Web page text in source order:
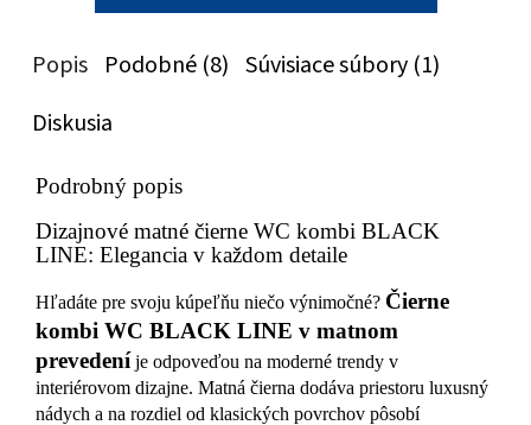
Popis Podobné (8) Súvisiace súbory (1)
Diskusia
Podrobný popis
Dizajnové matné čierne WC kombi BLACK
LINE: Elegancia v každom detaile
Hľadáte pre svoju kúpeľňu niečo výnimočné? Čierne
kombi WC BLACK LINE v matnom
prevedení je odpoveďou na moderné trendy v
interiérovom dizajne. Matná čierna dodáva priestoru luxusný
nádych a na rozdiel od klasických povrchov pôsobí